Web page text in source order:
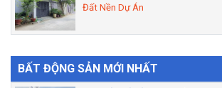
Đất Nền Dự Án
BẤT ĐỘNG SẢN MỚI NHẤT